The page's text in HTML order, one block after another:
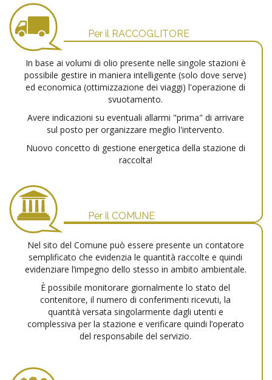
Per il RACCOGLITORE
In base ai volumi di olio presente nelle singole stazioni è
possibile gestire in maniera intelligente (solo dove serve)
ed economica (ottimizzazione dei viaggi) l'operazione di
svuotamento.
Avere indicazioni su eventuali allarmi "prima" di arrivare
sul posto per organizzare meglio l'intervento.
Nuovo concetto di gestione energetica della stazione di
raccolta!
Per il COMUNE
Nel sito del Comune può essere presente un contatore
semplificato che evidenzia le quantità raccolte e quindi
evidenziare l’impegno dello stesso in ambito ambientale.
È possibile monitorare giornalmente lo stato del
contenitore, il numero di conferimenti ricevuti, la
quantità versata singolarmente dagli utenti e
complessiva per la stazione e verificare quindi l’operato
del responsabile del servizio.